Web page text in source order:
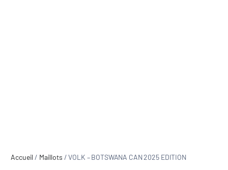
Accueil / Maillots / VOLK – BOTSWANA CAN 2025 EDITION